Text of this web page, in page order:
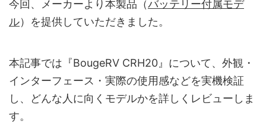
今回、メーカーより本製品（バッテリー付属モデ
ル）を提供していただきました。
本記事では『BougeRV CRH20』について、外観・
インターフェース・実際の使用感などを実機検証
し、どんな人に向くモデルかを詳しくレビューしま
す。